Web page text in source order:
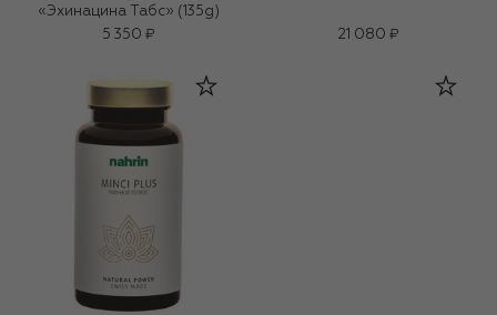
«Эхинацина Табс» (135g)
5 350 ₽
21 080 ₽